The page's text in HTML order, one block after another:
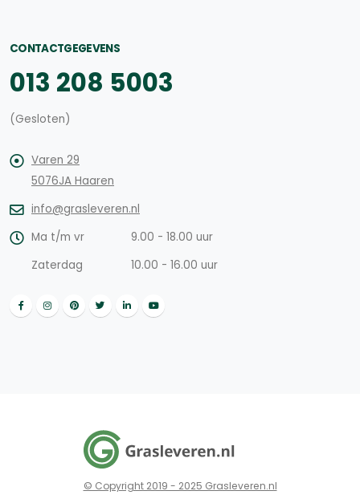
CONTACTGEGEVENS
013 208 5003
(Gesloten)
Varen 29
5076JA Haaren
info@grasleveren.nl
Ma t/m vr
9.00 - 18.00 uur
Zaterdag
10.00 - 16.00 uur
© Copyright 2019 - 2025 Grasleveren.nl